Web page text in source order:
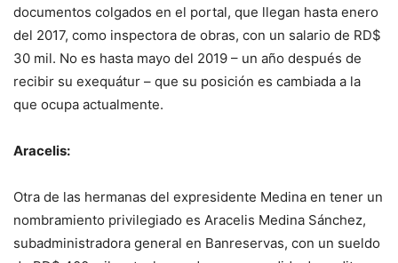
documentos colgados en el portal, que llegan hasta enero
del 2017, como inspectora de obras, con un salario de RD$
30 mil. No es hasta mayo del 2019 – un año después de
recibir su exequátur – que su posición es cambiada a la
que ocupa actualmente.
Aracelis:
Otra de las hermanas del expresidente Medina en tener un
nombramiento privilegiado es Aracelis Medina Sánchez,
subadministradora general en Banreservas, con un sueldo